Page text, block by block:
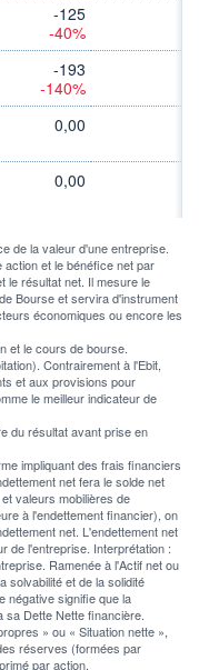
-125
-40%
-193
-140%
0,00
0,00
de la valeur d'une entreprise.
et le bénéfice net par
le résultat net. Il mesure le
Bourse et servira d'instrument
économiques ou encore les
et le cours de bourse.
Contrairement à l'Ebit,
et aux provisions pour
le meilleur indicateur de
du résultat avant prise en
impliquant des frais financiers
net fera le solde net
valeurs mobilières de
à l'endettement financier), on
net. L'endettement net
de l'entreprise. Interprétation :
Ramenée à l'Actif net ou
solvabilité et de la solidité
négative signifie que la
Dette Nette financière.
» ou « Situation nette »,
réserves (formées par
par action.